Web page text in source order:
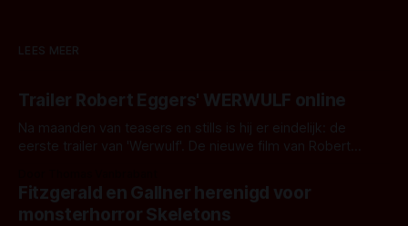
LEES MEER
Trailer Robert Eggers' WERWULF online
Na maanden van teasers en stills is hij er eindelijk: de
eerste trailer van 'Werwulf'. De nieuwe film van Robert
kille stijl vol folklore en mythe. Het topic deze keer is (kon
het het al raden?)... de weerwolf. Kijk je mee?
Fitzgerald en Gallner herenigd voor
monsterhorror Skeletons